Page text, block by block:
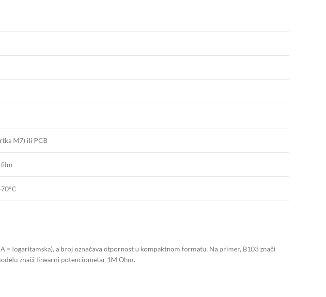
M7) ili PCB
film
= logaritamska), a broj označava otpornost u kompaktnom formatu. Na primer, B103 znači
znači linearni potenciometar 1M Ohm.